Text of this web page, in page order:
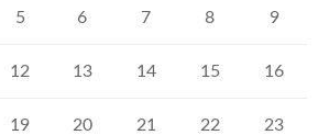
5 6 7 8 9
12 13 14 15 16
19 20 21 22 23